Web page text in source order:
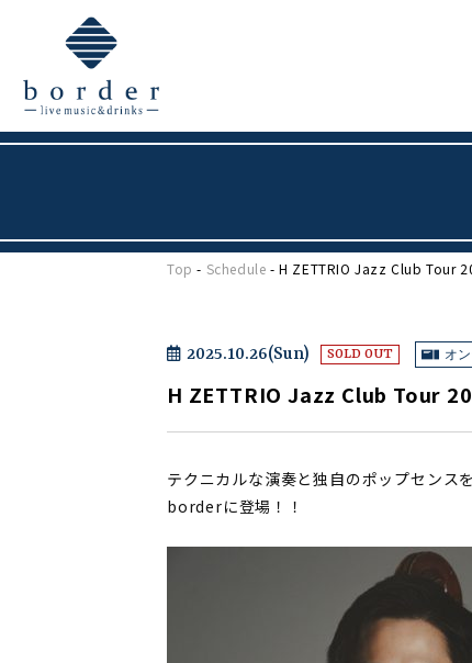
Top - Schedule - H ZETTRIO Jazz Club Tour
2025.10.26(Sun) SOLD OUT オ
H ZETTRIO Jazz Club Tour
テクニカルな演奏と独自のポップセン
borderに登場！！